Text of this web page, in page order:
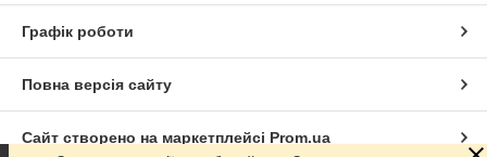
Графік роботи
Повна версія сайту
Сайт створено на маркетплейсі Prom.ua